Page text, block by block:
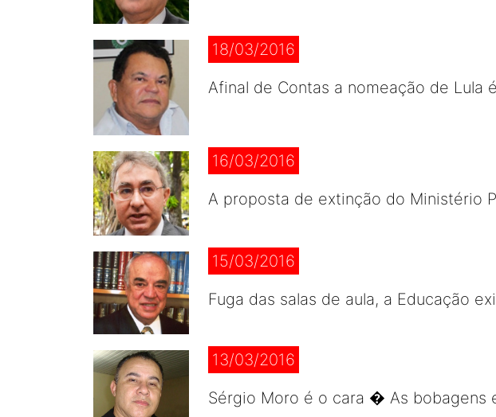
18/03/2016
Afinal de Contas a nomeação de Lula
16/03/2016
A proposta de extinção do Ministério
15/03/2016
Fuga das salas de aula, a Educação
13/03/2016
Sérgio Moro é o cara � As bobagens